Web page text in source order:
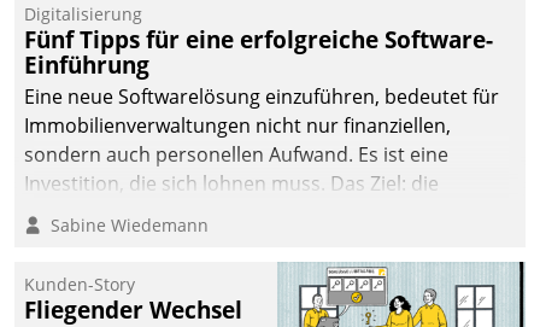
Digitalisierung
Fünf Tipps für eine erfolgreiche Software-
Einführung
Eine neue Softwarelösung einzuführen, bedeutet für
Immobilienverwaltungen nicht nur finanziellen,
sondern auch personellen Aufwand. Es ist eine
Investition, die sich lohnen muss. Das Ziel: die
nachhaltige Optimierung der Geschäftsabläufe. Damit
dieses Ziel erreicht wird, sollten einige Grundregeln
Sabine Wiedemann
Kunden-Story
Fliegender Wechsel